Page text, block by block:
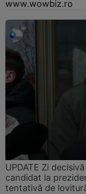
www.wowbiz.ro
UPDATE Zi
candidat la
tentativă de